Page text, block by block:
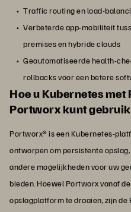
Traffic routing en load-
Verbeterde app-mobiliteit
premises en hybride clouds
Geautomatiseerde health-
rollbacks voor een betere
Hoe u Kubernetes met
Portworx kunt
Portworx® is een Kubernetes-
ontworpen om persistente
andere mogelijkheden voor uw
bieden. Hoewel Portworx vanaf
opslagplatform te draaien, zijn